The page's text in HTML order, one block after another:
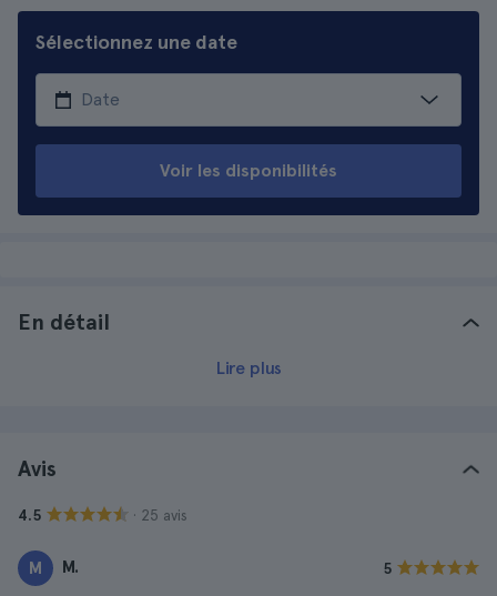
Sélectionnez une date
Voir les disponibilités
En détail
Lire plus
Avis
4.5 · 25 avis
M M. 5